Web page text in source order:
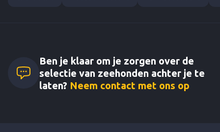
Ben je klaar om je zorgen over de
selectie van zeehonden achter je te
laten? Neem contact met ons op